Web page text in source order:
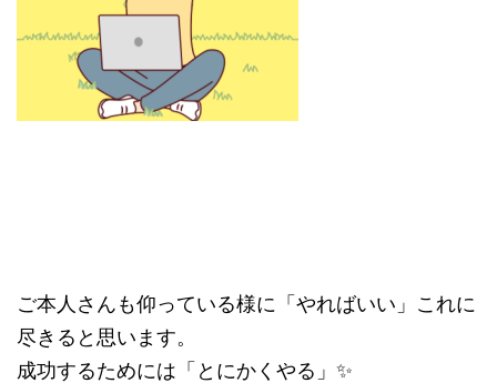
ご本人さんも仰っている様に「やればいい」これに
尽きると思います。
成功するためには「とにかくやる」✨